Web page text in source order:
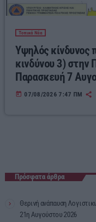
Τοπικά Νέα
Υψηλός κίνδυνος
κινδύνου 3) στην
Παρασκευή 7
today 07/08/2026 7:47 ΠΜ
Πρόσφατα άρθρα
Θερινή ανάπαυση
21η Αυγούστου 2026